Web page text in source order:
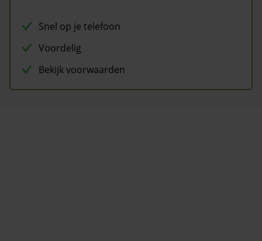
Snel op je telefoon
Voordelig
Bekijk voorwaarden